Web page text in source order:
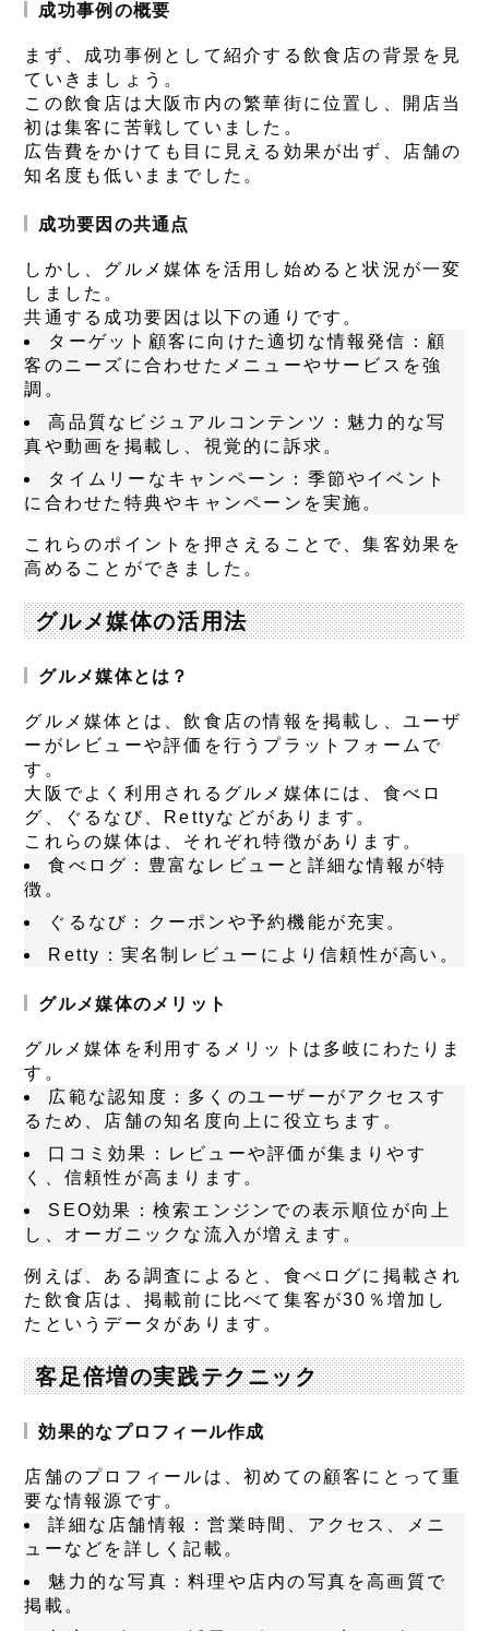
成功事例の概要
まず、成功事例として紹介する飲食店の背景を見
ていきましょう。
この飲食店は大阪市内の繁華街に位置し、開店当
初は集客に苦戦していました。
広告費をかけても目に見える効果が出ず、店舗の
知名度も低いままでした。
成功要因の共通点
しかし、グルメ媒体を活用し始めると状況が一変
しました。
共通する成功要因は以下の通りです。
ターゲット顧客に向けた適切な情報発信 ：顧
客のニーズに合わせたメニューやサービスを強
調。
高品質なビジュアルコンテンツ ：魅力的な写
真や動画を掲載し、視覚的に訴求。
タイムリーなキャンペーン ：季節やイベント
に合わせた特典やキャンペーンを実施。
これらのポイントを押さえることで、集客効果を
高めることができました。
グルメ媒体の活用法
グルメ媒体とは？
グルメ媒体とは、飲食店の情報を掲載し、ユーザ
ーがレビューや評価を行うプラットフォームで
す。
大阪でよく利用されるグルメ媒体には、食べロ
グ、ぐるなび、Rettyなどがあります。
これらの媒体は、それぞれ特徴があります。
食べログ ：豊富なレビューと詳細な情報が特
徴。
ぐるなび ：クーポンや予約機能が充実。
Retty ：実名制レビューにより信頼性が高い。
グルメ媒体のメリット
グルメ媒体を利用するメリットは多岐にわたりま
す。
広範な認知度 ：多くのユーザーがアクセスす
るため、店舗の知名度向上に役立ちます。
口コミ効果 ：レビューや評価が集まりやす
く、信頼性が高まります。
SEO効果 ：検索エンジンでの表示順位が向上
し、オーガニックな流入が増えます。
例えば、ある調査によると、食べログに掲載され
た飲食店は、掲載前に比べて集客が30％増加し
たというデータがあります。
客足倍増の実践テクニック
効果的なプロフィール作成
店舗のプロフィールは、初めての顧客にとって重
要な情報源です。
詳細な店舗情報
：営業時間、アクセス、メニ
ューなどを詳しく記載。
魅力的な写真 ：料理や店内の写真を高画質で
掲載。